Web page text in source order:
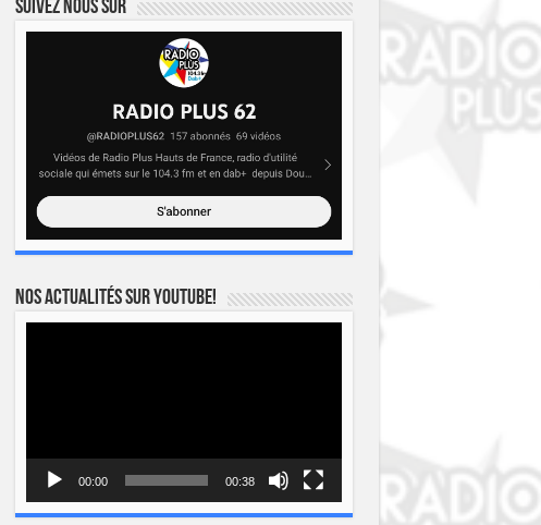
Suivez nous sur
Nos actualités sur YOUTUBE!
00:00 00:38